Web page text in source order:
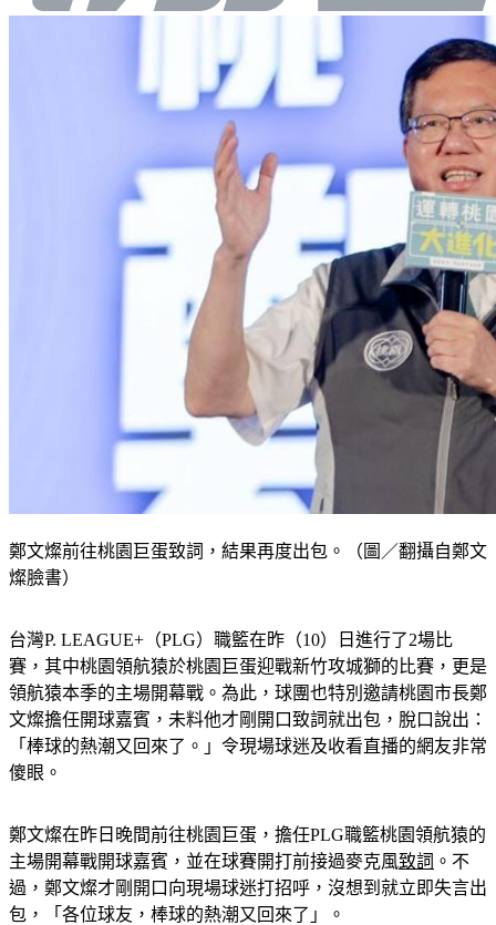
燦臉書）
賽，其中桃園領航猿於桃園巨蛋迎戰新竹攻城獅的比賽，更是
領航猿本季的主場開幕戰。為此，球團也特別邀請桃園市長鄭
文燦擔任開球嘉賓，未料他才剛開口致詞就出包，脫口說出：
「棒球的熱潮又回來了。」令現場球迷及收看直播的網友非常
傻眼。
主場開幕戰開球嘉賓，並在球賽開打前接過麥克風致詞。不
過，鄭文燦才剛開口向現場球迷打招呼，沒想到就立即失言出
包，「各位球友，棒球的熱潮又回來了」。